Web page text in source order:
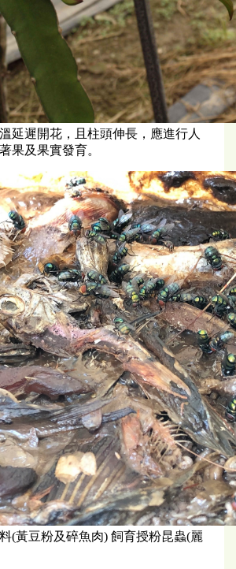
延遲開花，且柱頭伸長，應進行人
果及果實發育。
(黃豆粉及碎魚肉) 飼育授粉昆蟲(麗